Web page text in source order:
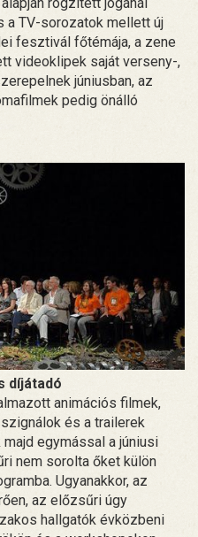
TV-sorozatok mellett új
fesztivál főtémája, a zene
videoklipek saját verseny-,
júniusban, az
pedig önálló
díjátadó
animációs filmek,
és a trailerek
egymással a júniusi
nem sorolta őket külön
Ugyanakkor, az
az előzsűri úgy
hallgatók évközbeni